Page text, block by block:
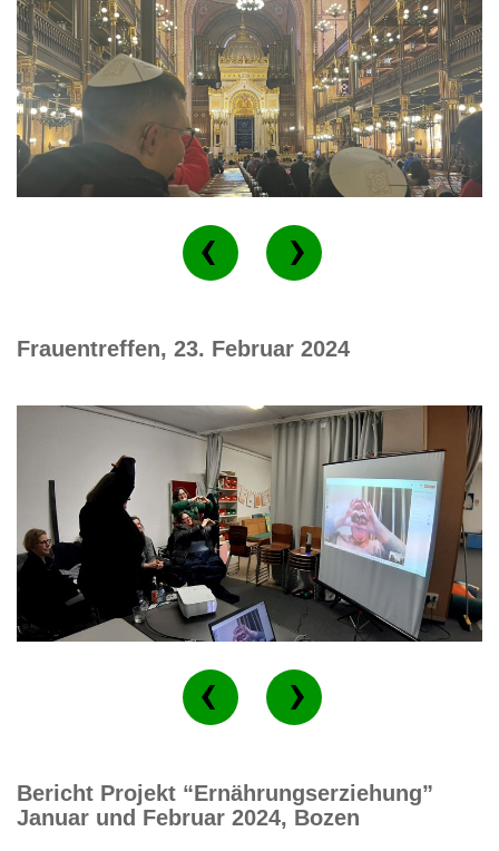
Frauentreffen, 23. Februar 2024
Bericht Projekt “Ernährungserziehung”
Januar und Februar 2024, Bozen